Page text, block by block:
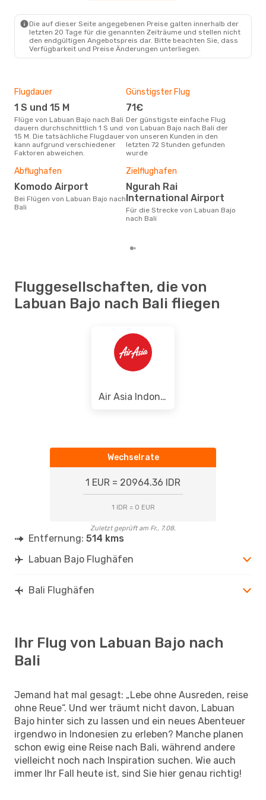
Die auf dieser Seite angegebenen Preise galten innerhalb der
letzten 20 Tage für die genannten Zeiträume und stellen nicht
den endgültigen Angebotspreis dar. Bitte beachten Sie, dass
Verfügbarkeit und Preise Änderungen unterliegen.
Flugdauer
1 S und 15 M
Flüge von Labuan Bajo nach Bali
dauern durchschnittlich 1 S und
15 M. Die tatsächliche Flugdauer
kann aufgrund verschiedener
Faktoren abweichen.
Günstigster Flug
71€
Der günstigste einfache Flug
von Labuan Bajo nach Bali der
von unseren Kunden in den
letzten 72 Stunden gefunden
wurde
Abflughafen
Komodo Airport
Bei Flügen von Labuan Bajo nach
Bali
Zielflughafen
Ngurah Rai
International Airport
Für die Strecke von Labuan Bajo
nach Bali
Fluggesellschaften, die von
Labuan Bajo nach Bali fliegen
Air Asia Indonesia
Wechselrate
1 EUR = 20964.36 IDR
1 IDR = 0 EUR
Zuletzt geprüft am Fr., 7.08.
Entfernung: 514 kms
Labuan Bajo Flughäfen
Bali Flughäfen
Ihr Flug von Labuan Bajo nach
Bali
Jemand hat mal gesagt: „Lebe ohne Ausreden, reise
ohne Reue“. Und wer träumt nicht davon, Labuan
Bajo hinter sich zu lassen und ein neues Abenteuer
irgendwo in Indonesien zu erleben? Manche planen
schon ewig eine Reise nach Bali, während andere
vielleicht noch nach Inspiration suchen. Wie auch
immer Ihr Fall heute ist, sind Sie hier genau richtig!